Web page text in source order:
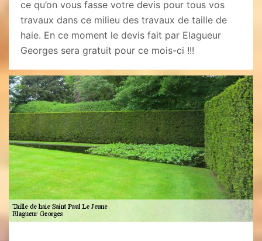
ce qu’on vous fasse votre devis pour tous vos
travaux dans ce milieu des travaux de taille de
haie. En ce moment le devis fait par Elagueur
Georges sera gratuit pour ce mois-ci !!!